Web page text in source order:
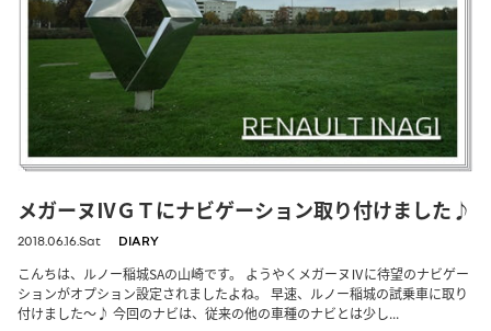
メガーヌⅣＧＴにナビゲーション取り付けました♪
2018.06.16.Sat DIARY
こんちは、ルノー稲城SAの山崎です。 ようやくメガーヌⅣに待望のナビゲー
ションがオプション設定されましたよね。 早速、ルノー稲城の試乗車に取り
付けました～♪ 今回のナビは、従来の他の車種のナビとは少し...